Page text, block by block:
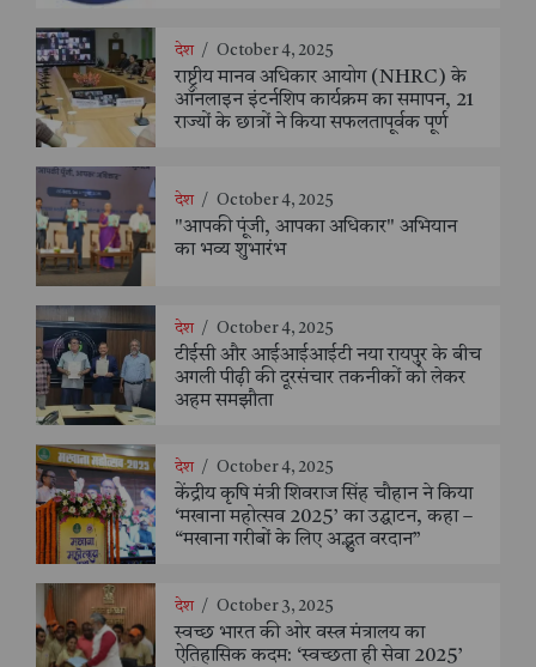
देश / October 4, 2025
राष्ट्रीय मानव अधिकार आयोग (NHRC) के
ऑनलाइन इंटर्नशिप कार्यक्रम का समापन, 21
राज्यों के छात्रों ने किया सफलतापूर्वक पूर्ण
देश / October 4, 2025
"आपकी पूंजी, आपका अधिकार" अभियान
का भव्य शुभारंभ
देश / October 4, 2025
टीईसी और आईआईआईटी नया रायपुर के बीच
अगली पीढ़ी की दूरसंचार तकनीकों को लेकर
अहम समझौता
देश / October 4, 2025
केंद्रीय कृषि मंत्री शिवराज सिंह चौहान ने किया
‘मखाना महोत्सव 2025’ का उद्घाटन, कहा –
“मखाना गरीबों के लिए अद्भुत वरदान”
देश / October 3, 2025
स्वच्छ भारत की ओर वस्त्र मंत्रालय का
ऐतिहासिक कदम: ‘स्वच्छता ही सेवा 2025’